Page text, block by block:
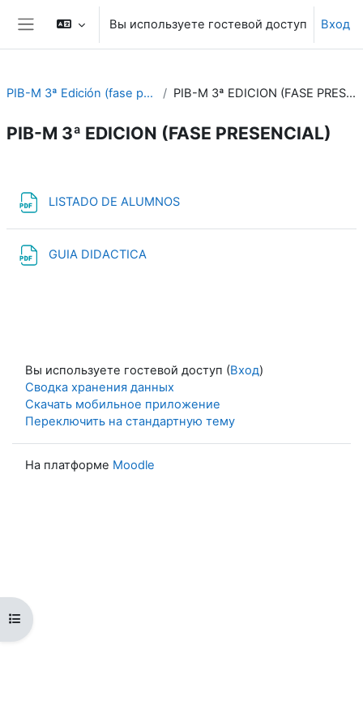
Перейти к основному содержанию
Боковая панель
Вы используете гостевой доступ Вход
Открыть оглавление курса
PIB-M 3ª Edición (fase práctica) PIB-M 3ª EDICION (FASE PRESENCIAL)
PIB-M 3ª EDICION (FASE PRESENCIAL)
LISTADO DE ALUMNOS
GUIA DIDACTICA
Вы используете гостевой доступ (Вход)
Сводка хранения данных
Скачать мобильное приложение
Переключить на стандартную тему
На платформе Moodle